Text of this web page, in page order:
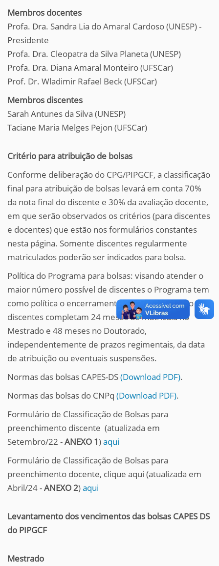
Membros docentes
Profa. Dra. Sandra Lia do Amaral Cardoso (UNESP) -
Presidente
Profa. Dra. Cleopatra da Silva Planeta (UNESP)
Profa. Dra. Diana Amaral Monteiro (UFSCar)
Prof. Dr. Wladimir Rafael Beck (UFSCar)
Membros discentes
Sarah Antunes da Silva (UNESP)
Taciane Maria Melges Pejon (UFSCar)
Critério para atribuição de bolsas
Conforme deliberação do CPG/PIPGCF, a classificação
final para atribuição de bolsas levará em conta 70%
da nota final do discente e 30% da avaliação docente,
em que serão observados os critérios (para discentes
e docentes) que estão nos formulários constantes
nesta página. Somente discentes regularmente
matriculados poderão ser indicados para bolsa.
Política do Programa para bolsas: visando atender o
maior número possível de discentes o Programa tem
como política o encerramento das bolsas quando os
discentes completam 24 meses de matrícula no
Mestrado e 48 meses no Doutorado,
independentemente de prazos regimentais, da data
de atribuição ou eventuais suspensões.
Normas das bolsas CAPES-DS(Download PDF).
Normas das bolsas do CNPq (Download PDF).
Formulário de Classificação de Bolsas para
preenchimento discente (atualizada em
Setembro/22 -ANEXO 1)aqui
Formulário de Classificação de Bolsas para
preenchimento docente, clique aqui (atualizada em
Abril/24 -ANEXO 2)aqui
Levantamento dos vencimentos das bolsas CAPES DS
do PIPGCF
Mestrado